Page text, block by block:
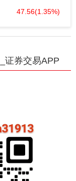
47.56(1.35%)
证券交易APP